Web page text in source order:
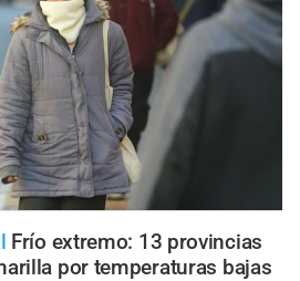
Frío extremo: 13 provincias
por temperaturas bajas